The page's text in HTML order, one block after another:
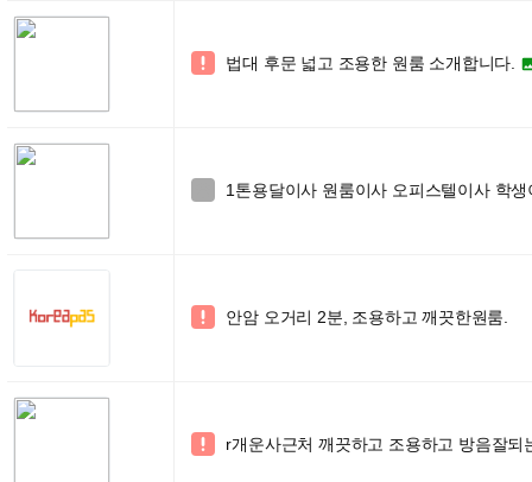
 법대 후문 넓고 조용한 원룸 소개합니다.
1톤용달이사 원룸이사 오피스텔이사 학
 안암 오거리 2분, 조용하고 깨끗한원룸.
 r개운사근처 깨끗하고 조용하고 방음잘되